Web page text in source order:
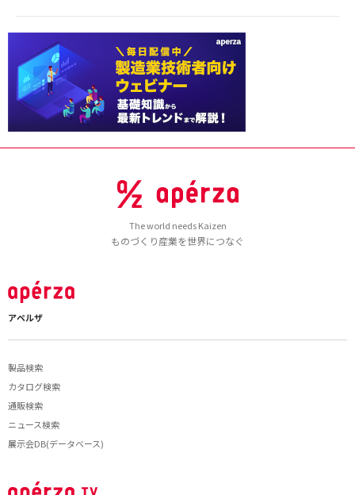
The world needs Kaizen
ものづくり産業を世界につなぐ
アペルザ
製品検索
カタログ検索
通販検索
ニュース検索
展示会DB(データベース)